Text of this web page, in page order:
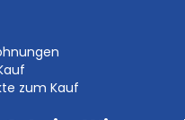
zum Kauf